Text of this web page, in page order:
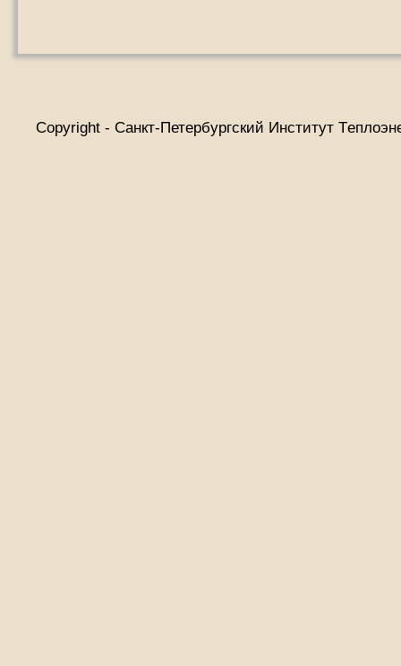
Copyright - Санкт-Петербургский Институт